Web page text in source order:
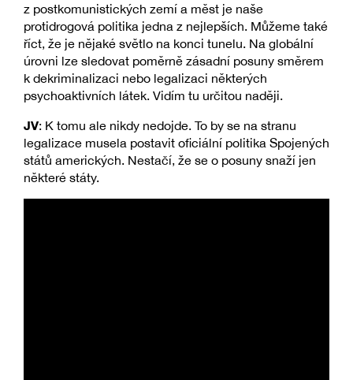
z postkomunistických zemí a měst je naše
protidrogová politika jedna z nejlepších. Můžeme také
říct, že je nějaké světlo na konci tunelu. Na globální
úrovni lze sledovat poměrně zásadní posuny směrem
k dekriminalizaci nebo legalizaci některých
psychoaktivních látek. Vidím tu určitou naději.
JV: K tomu ale nikdy nedojde. To by se na stranu
legalizace musela postavit oficiální politika Spojených
států amerických. Nestačí, že se o posuny snaží jen
některé státy.